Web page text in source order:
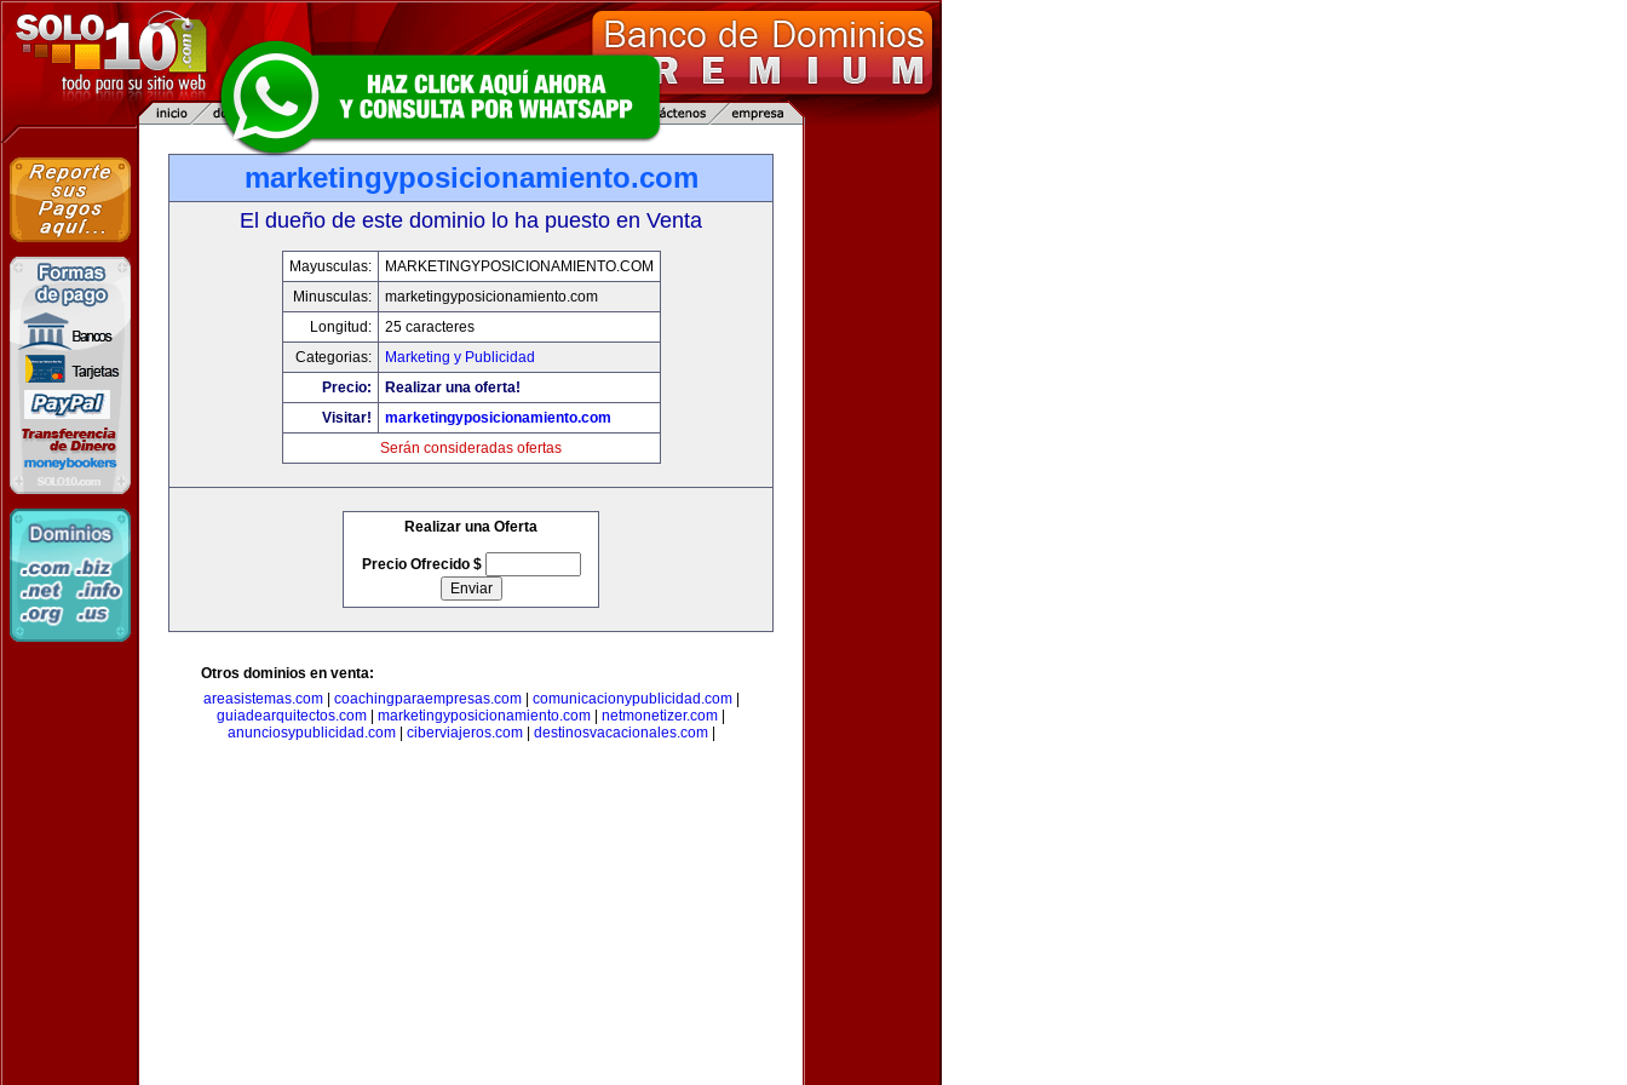
marketingyposicionamiento.com
El dueño de este dominio lo ha puesto en Venta
Mayusculas:
MARKETINGYPOSICIONAMIENTO.COM
Minusculas:
marketingyposicionamiento.com
Longitud:
25 caracteres
Categorias:
Marketing y Publicidad
Precio:
Realizar una oferta!
Visitar!
marketingyposicionamiento.com
Serán consideradas ofertas
Realizar una Oferta
Precio Ofrecido $
Otros dominios en venta:
areasistemas.com| coachingparaempresas.com| comunicacionypublicidad.com|
guiadearquitectos.com
marketingyposicionamiento.com netmonetizer.com
anunciosypublicidad.com| ciberviajeros.com| destinosvacacionales.com|